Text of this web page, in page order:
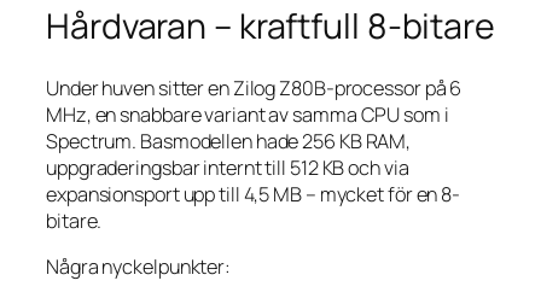
Hårdvaran – kraftfull 8-bitare
Under huven sitter en Zilog Z80B-processor på 6
MHz, en snabbare variant av samma CPU som i
Spectrum. Basmodellen hade 256 KB RAM,
uppgraderingsbar internt till 512 KB och via
expansionsport upp till 4,5 MB – mycket för en 8-
bitare.
Några nyckelpunkter: